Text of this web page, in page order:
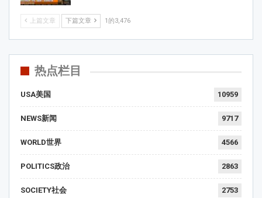
上篇文章 下篇文章 1的3,476
热点栏目
USA美国 10959
NEWS新闻 9717
WORLD世界 4566
POLITICS政治 2863
SOCIETY社会 2753